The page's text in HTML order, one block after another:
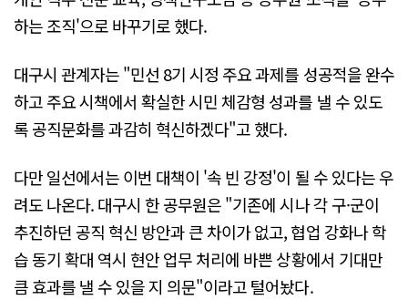
하는 조직'으로 바꾸기로 했다.
대구시 관계자는 "민선 8기 시정 주요 과제를 성공적을 완수
하고 주요 시책에서 확실한 시민 체감형 성과를 낼 수 있도
록 공직문화를 과감히 혁신하겠다"고 했다.
다만 일선에서는 이번 대책이 '속 빈 강정'이 될 수 있다는 우
려도 나온다. 대구시 한 공무원은 "기존에 시나 각 구·군이
추진하던 공직 혁신 방안과 큰 차이가 없고, 협업 강화나 학
습 동기 확대 역시 현안 업무 처리에 바쁜 상황에서 기대만
큼 효과를 낼 수 있을 지 의문"이라고 털어놨다.